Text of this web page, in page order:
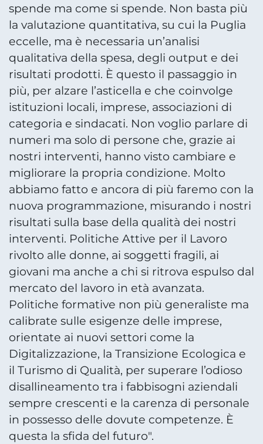
spende ma come si spende. Non basta più
la valutazione quantitativa, su cui la Puglia
eccelle, ma è necessaria un’analisi
qualitativa della spesa, degli output e dei
risultati prodotti. È questo il passaggio in
più, per alzare l’asticella e che coinvolge
istituzioni locali, imprese, associazioni di
categoria e sindacati. Non voglio parlare di
numeri ma solo di persone che, grazie ai
nostri interventi, hanno visto cambiare e
migliorare la propria condizione. Molto
abbiamo fatto e ancora di più faremo con la
nuova programmazione, misurando i nostri
risultati sulla base della qualità dei nostri
interventi. Politiche Attive per il Lavoro
rivolto alle donne, ai soggetti fragili, ai
giovani ma anche a chi si ritrova espulso dal
mercato del lavoro in età avanzata.
Politiche formative non più generaliste ma
calibrate sulle esigenze delle imprese,
orientate ai nuovi settori come la
Digitalizzazione, la Transizione Ecologica e
il Turismo di Qualità, per superare l’odioso
disallineamento tra i fabbisogni aziendali
sempre crescenti e la carenza di personale
in possesso delle dovute competenze. È
questa la sfida del futuro".